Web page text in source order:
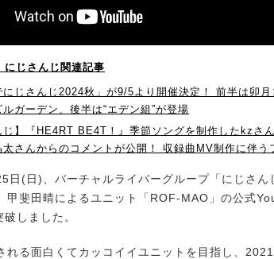
じさんじ関連記事
にじさんじ2024秋」が9/5より開催決定！ 前半は卯
ガーデン、後半は“エデン組”が登場
じ】『HE4RT BE4T！』季節ソングを制作したkzさ
太さんからのコメントが公開！ 収録曲MV制作に伴う
(日)、バーチャルライバーグループ「にじさん
甲斐田晴によるユニット「ROF-MAO」の公式
しました。
る面白くてカッコイイユニットを目指し、